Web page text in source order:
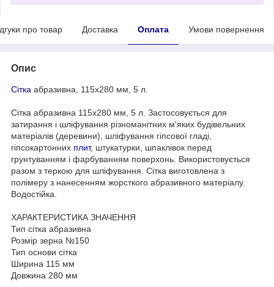
про товар Доставка Оплата Умови повернення
Опис
Сітка абразивна, 115х280 мм, 5 л.
Сітка абразивна 115х280 мм, 5 л. Застосовується для
затирання і шліфування різноманітних м'яких будівельних
матеріалів (деревини), шліфування гіпсової гладі,
гіпсокартонних плит, штукатурки, шпаклівок перед
грунтуванням і фарбуванням поверхонь. Використовується
разом з теркою для шліфування. Сітка виготовлена з
полімеру з нанесенням жорсткого абразивного матеріалу.
Водостійка.
ХАРАКТЕРИСТИКА ЗНАЧЕННЯ
Тип сітка абразивна
Розмір зерна №150
Тип основи сітка
Ширина 115 мм
Довжина 280 мм